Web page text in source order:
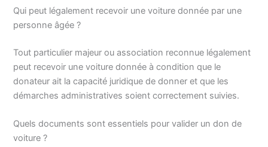
Qui peut légalement recevoir une voiture donnée par une
personne âgée ?
Tout particulier majeur ou association reconnue légalement
peut recevoir une voiture donnée à condition que le
donateur ait la capacité juridique de donner et que les
démarches administratives soient correctement suivies.
Quels documents sont essentiels pour valider un don de
voiture ?